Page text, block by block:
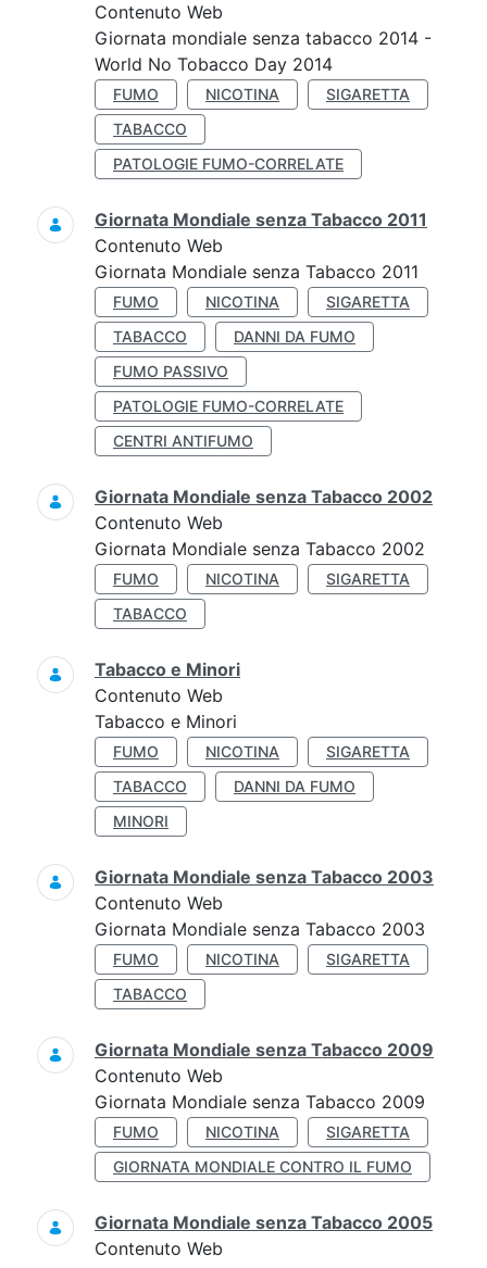
Contenuto Web
Giornata mondiale senza tabacco 2014 -
World No Tobacco Day 2014
FUMO NICOTINA
SIGARETTA
TABACCO
PATOLOGIE FUMO-CORRELATE
Giornata Mondiale senza Tabacco 2011
Contenuto Web
Giornata Mondiale senza Tabacco 2011
FUMO NICOTINA
SIGARETTA
TABACCO
DANNI DA FUMO
FUMO PASSIVO
PATOLOGIE FUMO-CORRELATE
CENTRI ANTIFUMO
Giornata Mondiale senza Tabacco 2002
Contenuto Web
Giornata Mondiale senza Tabacco 2002
FUMO NICOTINA
SIGARETTA
TABACCO
Tabacco e Minori
Contenuto Web
Tabacco e Minori
FUMO NICOTINA
SIGARETTA
TABACCO
DANNI DA FUMO
MINORI
Giornata Mondiale senza Tabacco 2003
Contenuto Web
Giornata Mondiale senza Tabacco 2003
FUMO NICOTINA
SIGARETTA
TABACCO
Giornata Mondiale senza Tabacco 2009
Contenuto Web
Giornata Mondiale senza Tabacco 2009
FUMO NICOTINA
SIGARETTA
GIORNATA MONDIALE CONTRO IL FUMO
Giornata Mondiale senza Tabacco 2005
Contenuto Web